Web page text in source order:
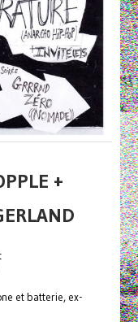
+
et batterie, ex-